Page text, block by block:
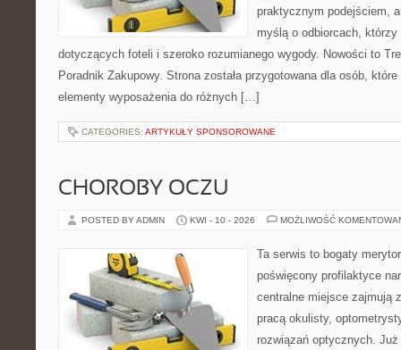
praktycznym podejściem,
myślą o odbiorcach,
dotyczących foteli i szeroko rozumianego wygody. Nowości to
Poradnik Zakupowy. Strona została przygotowana dla osób,
elementy wyposażenia do różnych […]
CATEGORIES: ARTYKUŁY SPONSOROWANE
CHOROBY OCZU
POSTED BY ADMIN KWI - 10 - 2026 MOŻLIWOŚĆ
Ta serwis to bogaty
poświęcony profilaktyce
centralne miejsce zajmują
pracą okulisty,
rozwiązań optycznych.